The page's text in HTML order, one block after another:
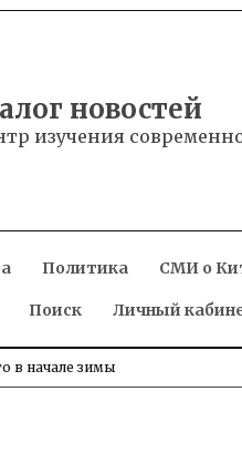
новостей
изучения
Политика СМИ о
Поиск Личный
в начале зимы